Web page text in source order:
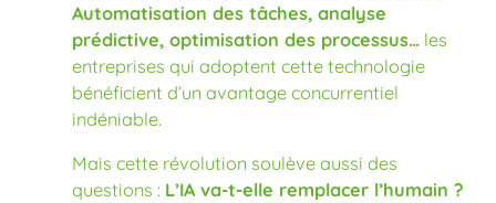
Automatisation des tâches, analyse
prédictive, optimisation des processus…les
entreprises qui adoptent cette technologie
bénéficient d’un avantage concurrentiel
indéniable.
Mais cette révolution soulève aussi des
questions : L’IA va-t-elle remplacer l’humain ?